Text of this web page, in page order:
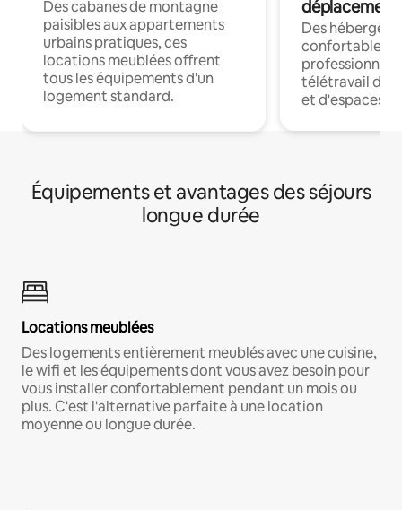
Des cabanes de montagne
paisibles aux appartements
urbains pratiques, ces
locations meublées offrent
tous les équipements d'un
logement standard.
déplacement
Des
confortables
professionnels
télétravail
et d'espaces
Équipements et avantages des séjours
longue durée
Locations meublées
Des logements entièrement meublés avec une cuisine,
le wifi et les équipements dont vous avez besoin pour
vous installer confortablement pendant un mois ou
plus. C'est l'alternative parfaite à une location
moyenne ou longue durée.